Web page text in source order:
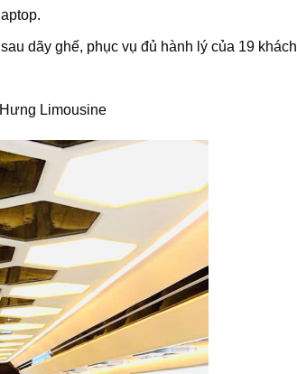
dãy ghế, phục vụ đủ hành lý của 19 khách